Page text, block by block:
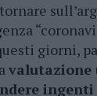
giorni,
valutazione